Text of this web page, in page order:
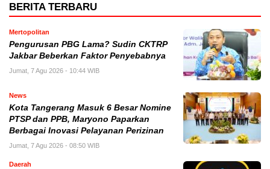
BERITA TERBARU
Mertopolitan
Pengurusan PBG Lama? Sudin CKTRP
Jakbar Beberkan Faktor Penyebabnya
Jumat, 7 Agu 2026 - 10:44 WIB
News
Kota Tangerang Masuk 6 Besar Nomine
PTSP dan PPB, Maryono Paparkan
Berbagai Inovasi Pelayanan Perizinan
Jumat, 7 Agu 2026 - 08:50 WIB
Daerah